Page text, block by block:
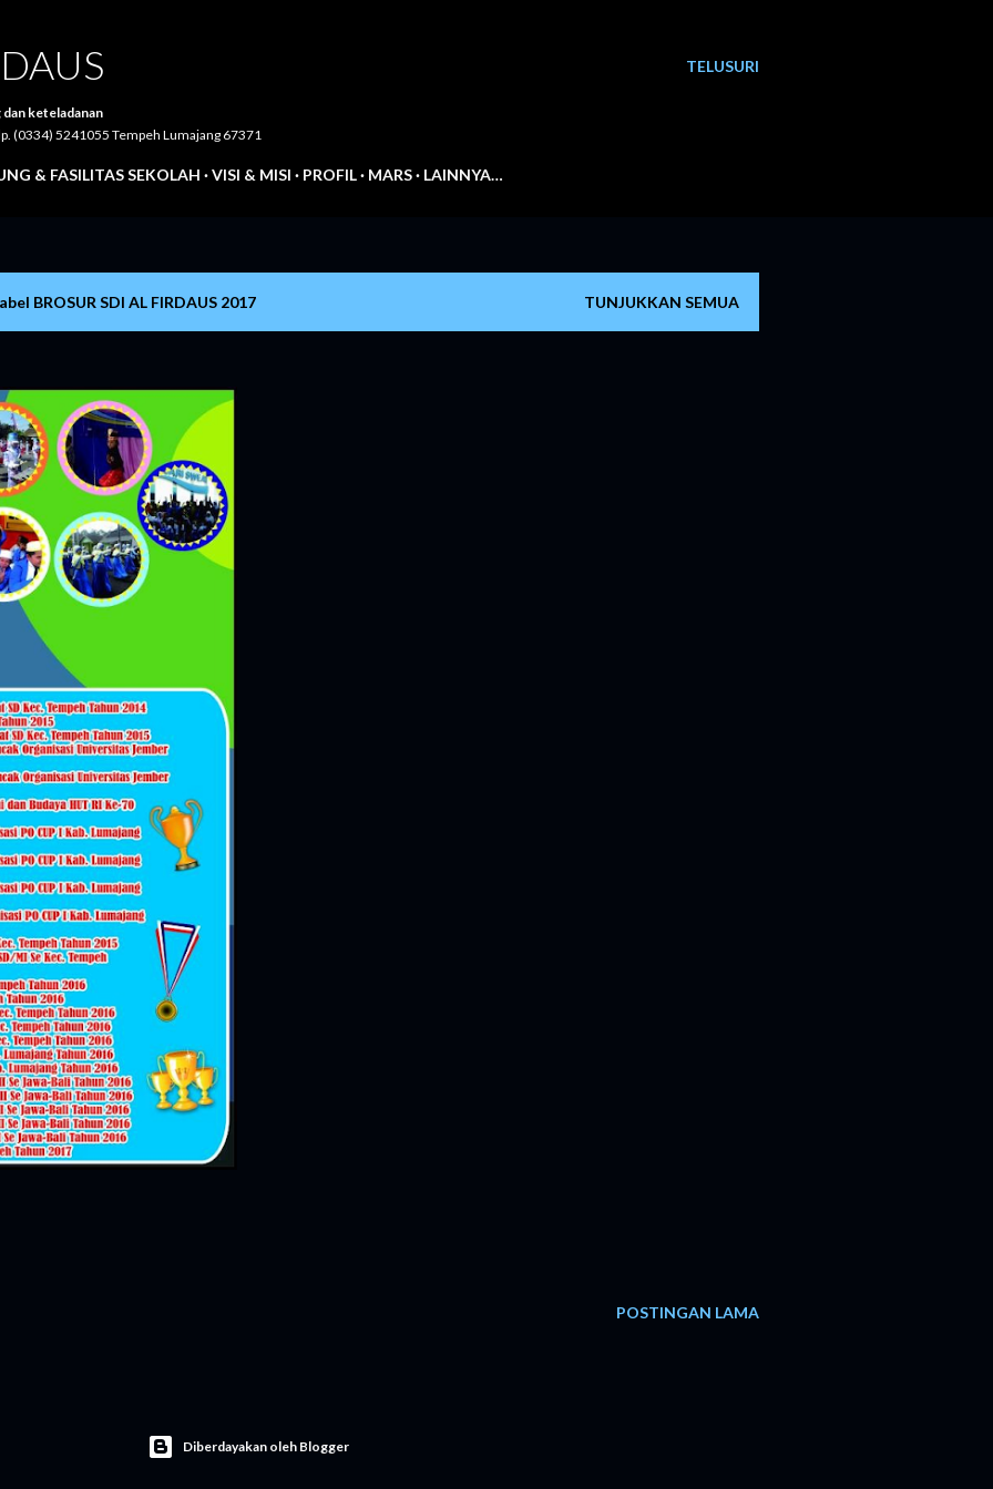
TELUSURI
keteladanan
(0334) 5241055 Tempeh Lumajang 67371
& FASILITAS SEKOLAH VISI & MISI PROFIL MARS LAINNYA…
BROSUR SDI AL FIRDAUS 2017 TUNJUKKAN SEMUA
POSTINGAN LAMA
Diberdayakan oleh Blogger